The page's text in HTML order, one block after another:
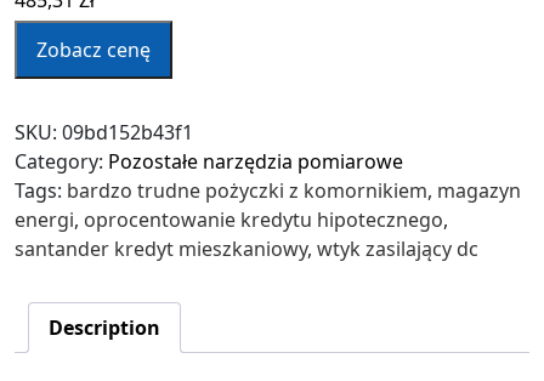
Zobacz cenę
SKU: 09bd152b43f1
Category: Pozostałe narzędzia pomiarowe
Tags: bardzo trudne pożyczki z komornikiem, magazyn
energi, oprocentowanie kredytu hipotecznego,
santander kredyt mieszkaniowy, wtyk zasilający dc
Description